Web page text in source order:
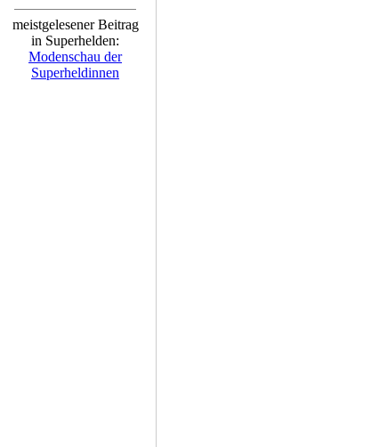
meistgelesener Beitrag
in Superhelden:
Modenschau der
Superheldinnen